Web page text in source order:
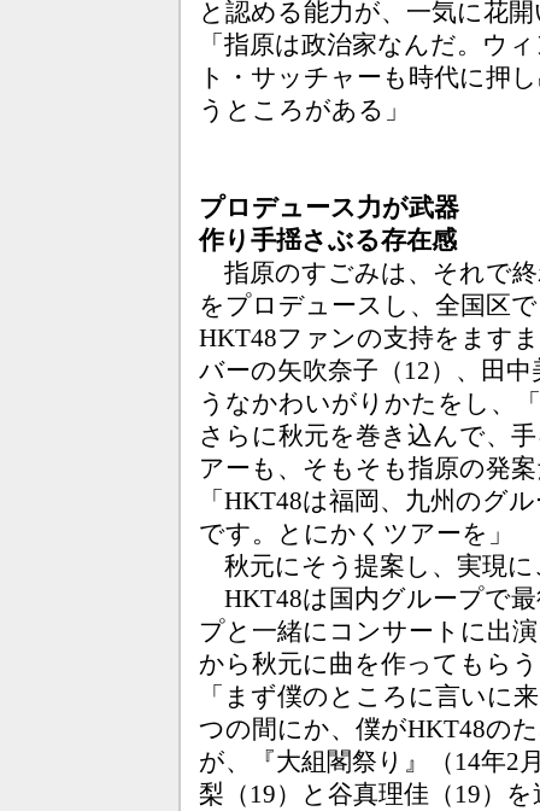
と認める能力が、一気に花
「指原は政治家なんだ。ウ
ト・サッチャーも時代に押
うところがある」
プロデュース力が武器
作り手揺さぶる存在感
指原のすごみは、それで
をプロデュースし、全国区
HKT48ファンの支持をます
バーの矢吹奈子（12）、田
うなかわいがりかたをし、
さらに秋元を巻き込んで、
アーも、そもそも指原の発
「HKT48は福岡、九州のグ
です。とにかくツアーを」
秋元にそう提案し、実現
HKT48は国内グループで
プと一緒にコンサートに出
から秋元に曲を作ってもら
「まず僕のところに言いに
つの間にか、僕がHKT48の
が、『大組閣祭り』（14年2
梨（19）と谷真理佳（19）